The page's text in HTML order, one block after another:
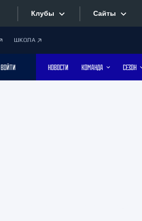
Клубы
Дивизион Боброва
Лада
Сайты
ШКОЛА
ВОЙТИ НОВОСТИ КОМАНДА СЕЗОН